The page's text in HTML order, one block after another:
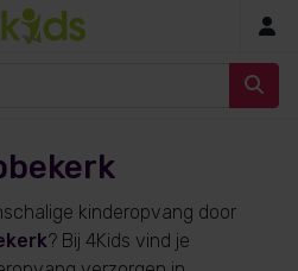
kinderopvang door
? Bij 4Kids vind je